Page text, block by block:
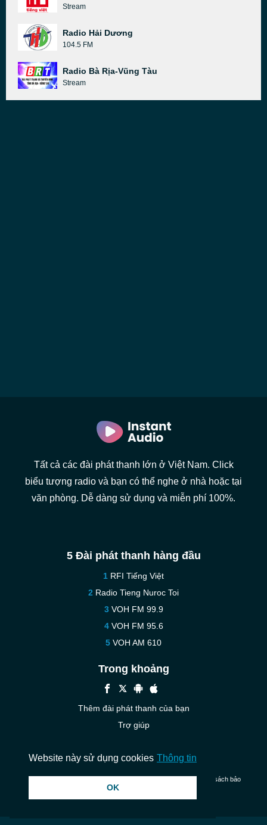
Stream
Radio Hải Dương
104.5 FM
Radio Bà Rịa-Vũng Tàu
Stream
Tất cả các đài phát thanh lớn ở Việt Nam. Click
biểu tượng radio và bạn có thể nghe ở nhà hoặc tại
văn phòng. Dễ dàng sử dụng và miễn phí 100%.
5 Đài phát thanh hàng đầu
RFI Tiếng Việt
Radio Tieng Nuroc Toi
VOH FM 99.9
VOH FM 95.6
VOH AM 610
Trong khoảng
Thêm đài phát thanh của bạn
Trợ giúp
Chính sách bảo
Website này sử dụng cookies Thông tin
OK